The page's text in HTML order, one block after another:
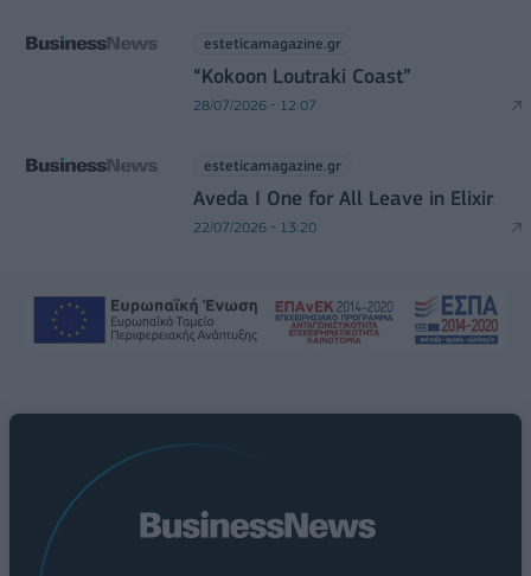
esteticamagazine.gr
“Kokoon Loutraki Coast”
28/07/2026 - 12:07
esteticamagazine.gr
Aveda I One for All Leave in Elixir
22/07/2026 - 13:20